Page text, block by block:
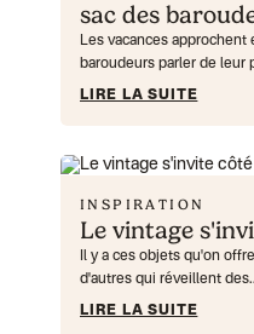
sac des
Les vacances
baroudeurs parler de leur
LIRE LA SUITE
INSPIRATION
Le vintage
Il y a ces objets qu'on
d'autres qui réveillent
LIRE LA SUITE